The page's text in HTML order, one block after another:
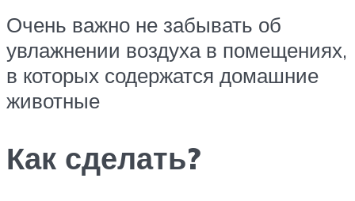
Очень важно не забывать об
увлажнении воздуха в помещениях,
в которых содержатся домашние
животные
Как сделать?